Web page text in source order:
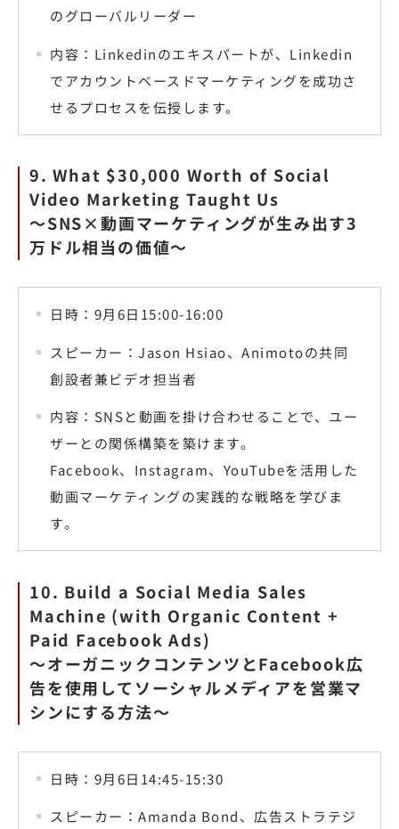
のグローバルリーダー
内容：Linkedinのエキスパートが、Linkedin
でアカウントベースドマーケティングを成功さ
せるプロセスを伝授します。
9. What $30,000 Worth of Social
Video Marketing Taught Us
〜SNS×動画マーケティングが生み出す3
万ドル相当の価値〜
日時：9月6日15:00-16:00
スピーカー：Jason Hsiao、Animotoの共同
創設者兼ビデオ担当者
内容：SNSと動画を掛け合わせることで、ユー
ザーとの関係構築を築けます。
Facebook、Instagram、YouTubeを活用した
動画マーケティングの実践的な戦略を学びま
す。
10. Build a Social Media Sales
Machine (with Organic Content +
Paid Facebook Ads)
〜オーガニックコンテンツとFacebook広
告を使用してソーシャルメディアを営業マ
シンにする方法〜
日時：9月6日14:45-15:30
スピーカー：Amanda Bond、広告ストラテジ